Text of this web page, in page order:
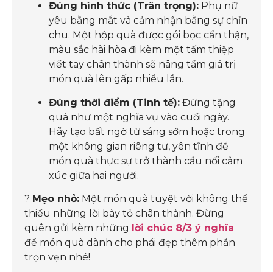
Đúng hình thức (Trân trọng): Phụ nữ
yêu bằng mắt và cảm nhận bằng sự chỉn
chu. Một hộp quà được gói bọc cẩn thận,
màu sắc hài hòa đi kèm một tấm thiệp
viết tay chân thành sẽ nâng tầm giá trị
món quà lên gấp nhiều lần.
Đúng thời điểm (Tinh tế): Đừng tặng
quà như một nghĩa vụ vào cuối ngày.
Hãy tạo bất ngờ từ sáng sớm hoặc trong
một không gian riêng tư, yên tĩnh để
món quà thực sự trở thành cầu nối cảm
xúc giữa hai người.
? Mẹo nhỏ: Một món quà tuyệt vời không thể
thiếu những lời bày tỏ chân thành. Đừng
quên gửi kèm những lời chúc 8/3 ý nghĩa
để món quà dành cho phái đẹp thêm phần
trọn vẹn nhé!